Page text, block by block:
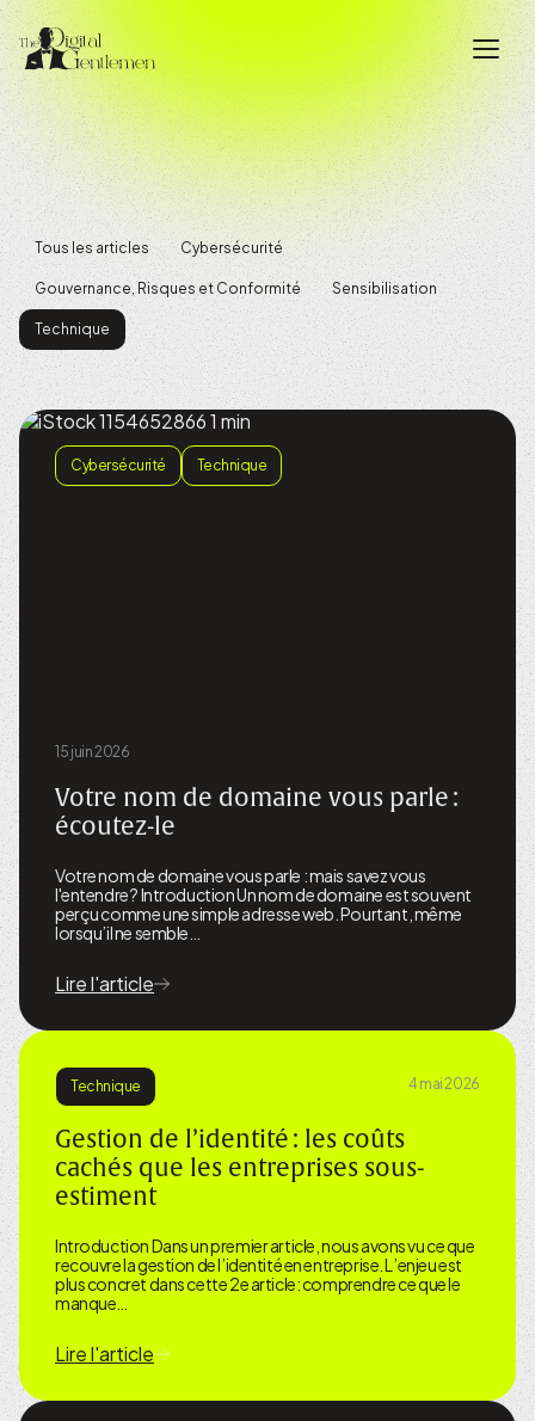
Tous les articles Cybersécurité
Gouvernance, Risques et Conformité Sensibilisation
Technique
Cybersécurité Technique
15 juin 2026
Votre nom de domaine vous parle :
écoutez-le
Votre nom de domaine vous parle : mais savez vous
l'entendre ? Introduction Un nom de domaine est souvent
perçu comme une simple adresse web. Pourtant, même
lorsqu’il ne semble…
Lire l'article
Technique 4 mai 2026
Gestion de l’identité : les coûts
cachés que les entreprises sous-
estiment
Introduction Dans un premier article, nous avons vu ce que
recouvre la gestion de l’identité en entreprise. L’enjeu est
plus concret dans cette 2e article: comprendre ce que le
manque…
Lire l'article